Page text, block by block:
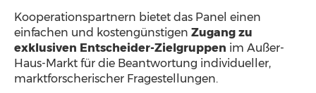
Kooperationspartnern bietet das Panel einen
einfachen und kostengünstigen Zugang zu
exklusiven Entscheider-Zielgruppen im Außer-
Haus-Markt für die Beantwortung individueller,
marktforscherischer Fragestellungen.